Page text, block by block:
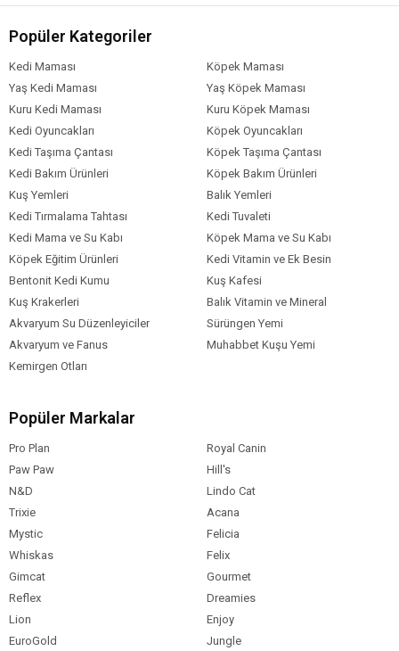
Popüler Kategoriler
Kedi Maması
Köpek Maması
Yaş Kedi Maması
Yaş Köpek Maması
Kuru Kedi Maması
Kuru Köpek Maması
Kedi Oyuncakları
Köpek Oyuncakları
Kedi Taşıma Çantası
Köpek Taşıma Çantası
Kedi Bakım Ürünleri
Köpek Bakım Ürünleri
Kuş Yemleri
Balık Yemleri
Kedi Tırmalama Tahtası
Kedi Tuvaleti
Kedi Mama ve Su Kabı
Köpek Mama ve Su Kabı
Köpek Eğitim Ürünleri
Kedi Vitamin ve Ek Besin
Bentonit Kedi Kumu
Kuş Kafesi
Kuş Krakerleri
Balık Vitamin ve Mineral
Akvaryum Su Düzenleyiciler
Sürüngen Yemi
Akvaryum ve Fanus
Muhabbet Kuşu Yemi
Kemirgen Otları
Popüler Markalar
Pro Plan
Royal Canin
Paw Paw
Hill's
N&D
Lindo Cat
Trixie
Acana
Mystic
Felicia
Whiskas
Felix
Gimcat
Gourmet
Reflex
Dreamies
Lion
Enjoy
EuroGold
Jungle